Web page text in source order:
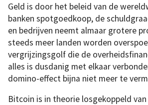
Geld is door het beleid van de
banken spotgoedkoop, de
en bedrijven neemt almaar grotere
steeds meer landen worden
vergrijzingsgolf die de
alles is dusdanig met elkaar
domino-effect bijna niet meer te
Bitcoin is in theorie losgekoppeld